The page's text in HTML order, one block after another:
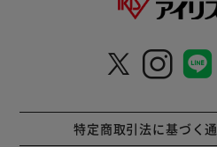
特定商取引法に基づく